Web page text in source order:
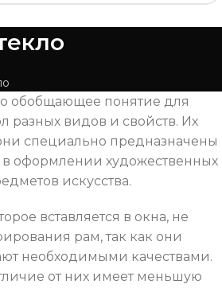
обобщающее понятие для
разных видов и свойств. Их
специально предназначены
оформлении художественных
искусства.
вставляется в окна, не
рам, так как они
необходимыми качествами.
от них имеет меньшую